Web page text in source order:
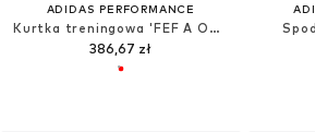
ADIDAS PERFORMANCE
Kurtka treningowa 'FEF A OG JK'
386,67 zł